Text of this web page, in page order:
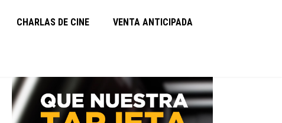
CHARLAS DE CINE VENTA ANTICIPADA